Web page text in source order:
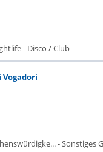
- Disco / Club
- Sonstiges